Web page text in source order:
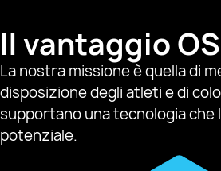
Il vantaggio
La nostra missione è quella di
disposizione degli atleti e di
supportano una tecnologia
potenziale.